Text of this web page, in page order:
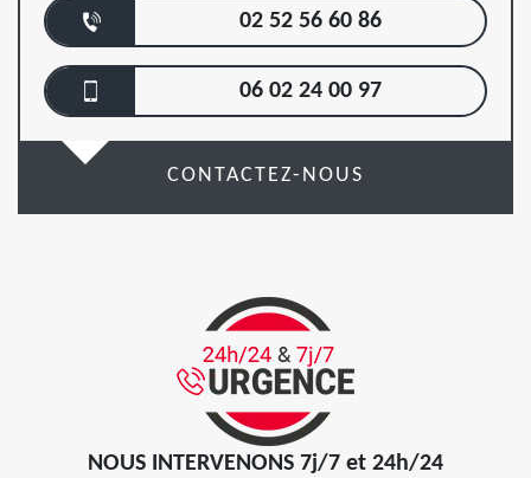
02 52 56 60 86
06 02 24 00 97
CONTACTEZ-NOUS
NOUS INTERVENONS 7j/7 et 24h/24